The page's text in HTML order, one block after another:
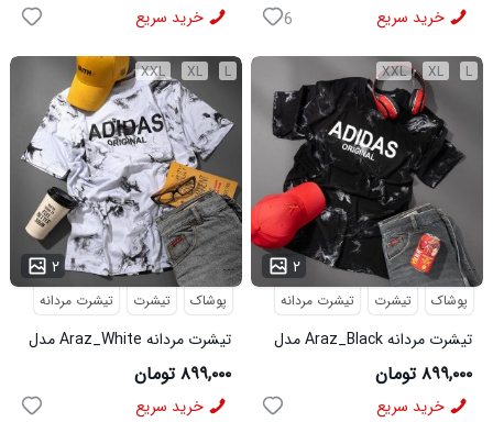
خرید سریع خرید سریع 6
L
XL
XXL
۲ ...
پوشاک تیشرت تیشرت مردانه
تیشرت مردانه Araz_White مدل
3992
۸۹۹,۰۰۰ تومان
خرید سریع
L
XL
XXL
۲ ...
پوشاک تیشرت تیشرت مردانه
تیشرت مردانه Araz_Black مدل
3991
۸۹۹,۰۰۰ تومان
خرید سریع